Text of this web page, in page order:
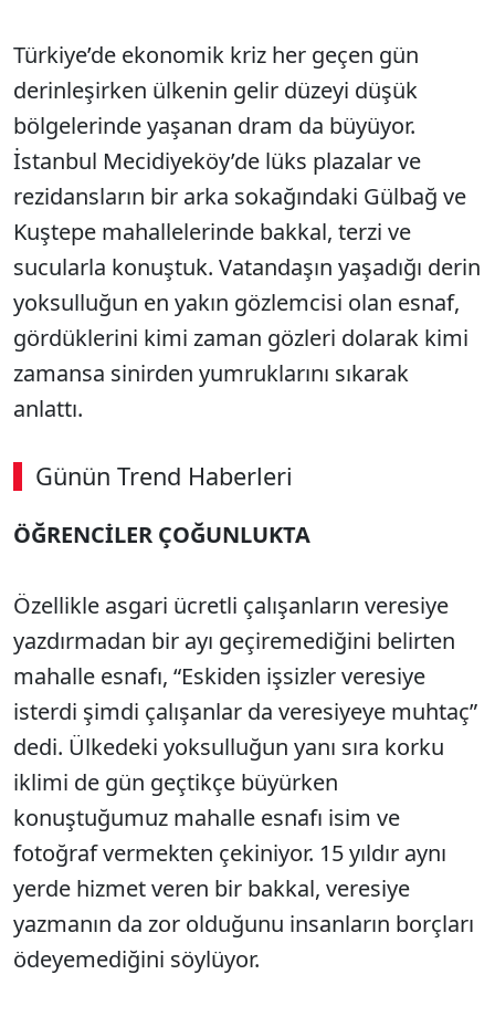
Türkiye’de ekonomik kriz her geçen gün
derinleşirken ülkenin gelir düzeyi düşük
bölgelerinde yaşanan dram da büyüyor.
İstanbul Mecidiyeköy’de lüks plazalar ve
rezidansların bir arka sokağındaki Gülbağ ve
Kuştepe mahallelerinde bakkal, terzi ve
sucularla konuştuk. Vatandaşın yaşadığı derin
yoksulluğun en yakın gözlemcisi olan esnaf,
gördüklerini kimi zaman gözleri dolarak kimi
zamansa sinirden yumruklarını sıkarak
anlattı.
Günün Trend Haberleri
00:02 / 08:06
ÖĞRENCİLER ÇOĞUNLUKTA
Özellikle asgari ücretli çalışanların veresiye
yazdırmadan bir ayı geçiremediğini belirten
mahalle esnafı, “Eskiden işsizler veresiye
isterdi şimdi çalışanlar da veresiyeye muhtaç”
dedi. Ülkedeki yoksulluğun yanı sıra korku
iklimi de gün geçtikçe büyürken
konuştuğumuz mahalle esnafı isim ve
fotoğraf vermekten çekiniyor. 15 yıldır aynı
yerde hizmet veren bir bakkal, veresiye
yazmanın da zor olduğunu insanların borçları
ödeyemediğini söylüyor.